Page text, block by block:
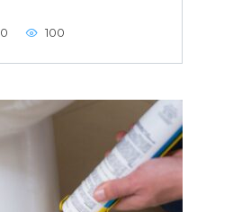
0 100